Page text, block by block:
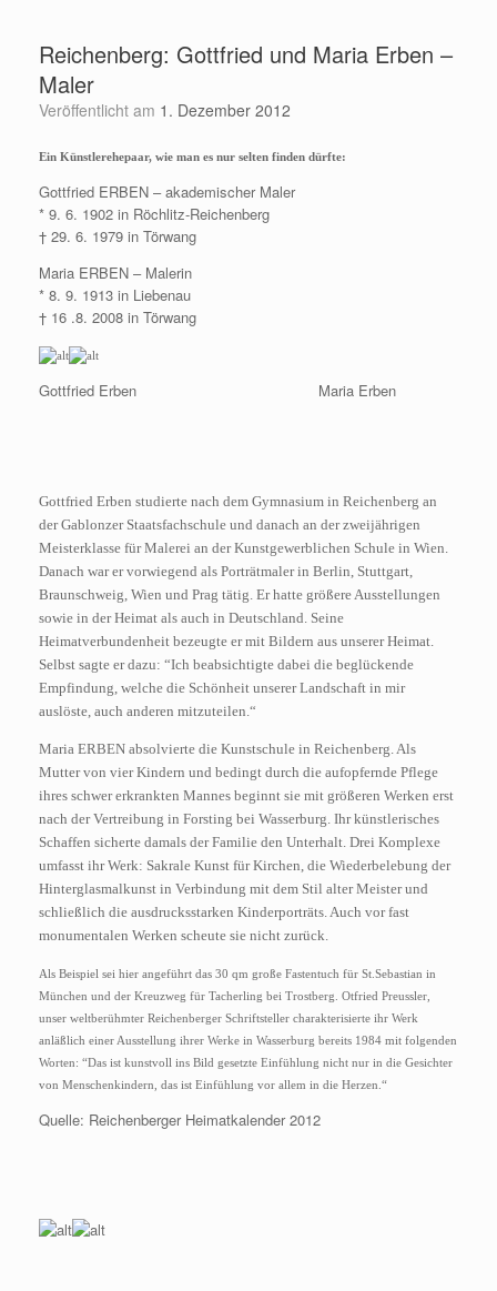
springenReichenberg: Gottfried und Maria Erben –
Maler
Veröffentlicht am 1. Dezember 2012
Ein Künstlerehepaar, wie man es nur selten finden dürfte:
Gottfried ERBEN – akademischer Maler
* 9. 6. 1902 in Röchlitz-Reichenberg
† 29. 6. 1979 in Törwang
Maria ERBEN – Malerin
* 8. 9. 1913 in Liebenau
† 16 .8. 2008 in Törwang
Gottfried Erben Maria Erben
Gottfried Erben studierte nach dem Gymnasium in Reichenberg an
der Gablonzer Staatsfachschule und danach an der zweijährigen
Meisterklasse für Malerei an der Kunstgewerblichen Schule in Wien.
Danach war er vorwiegend als Porträtmaler in Berlin, Stuttgart,
Braunschweig, Wien und Prag tätig. Er hatte größere Ausstellungen
sowie in der Heimat als auch in Deutschland. Seine
Heimatverbundenheit bezeugte er mit Bildern aus unserer Heimat.
Selbst sagte er dazu: “Ich beabsichtigte dabei die beglückende
Empfindung, welche die Schönheit unserer Landschaft in mir
auslöste, auch anderen mitzuteilen.“
Maria ERBEN absolvierte die Kunstschule in Reichenberg. Als
Mutter von vier Kindern und bedingt durch die aufopfernde Pflege
ihres schwer erkrankten Mannes beginnt sie mit größeren Werken erst
nach der Vertreibung in Forsting bei Wasserburg. Ihr künstlerisches
Schaffen sicherte damals der Familie den Unterhalt. Drei Komplexe
umfasst ihr Werk: Sakrale Kunst für Kirchen, die Wiederbelebung der
Hinterglasmalkunst in Verbindung mit dem Stil alter Meister und
schließlich die ausdrucksstarken Kinderporträts. Auch vor fast
monumentalen Werken scheute sie nicht zurück.
Als Beispiel sei hier angeführt das 30 qm große Fastentuch für St.Sebastian in
München und der Kreuzweg für Tacherling bei Trostberg. Otfried Preussler,
unser weltberühmter Reichenberger Schriftsteller charakterisierte ihr Werk
anläßlich einer Ausstellung ihrer Werke in Wasserburg bereits 1984 mit folgenden
Worten: “Das ist kunstvoll ins Bild gesetzte Einfühlung nicht nur in die Gesichter
von Menschenkindern, das ist Einfühlung vor allem in die Herzen.“
Quelle: Reichenberger Heimatkalender 2012